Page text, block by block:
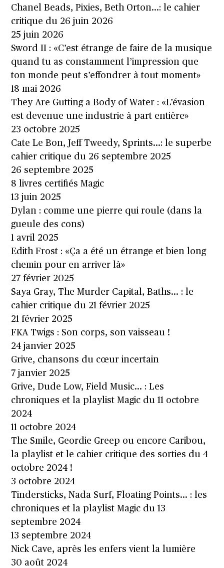
Chanel Beads, Pixies, Beth Orton…: le cahier
critique du 26 juin 2026
25 juin 2026
Sword II : «C’est étrange de faire de la musique
quand tu as constamment l’impression que
ton monde peut s’effondrer à tout moment»
18 mai 2026
They Are Gutting a Body of Water : «L’évasion
est devenue une industrie à part entière»
23 octobre 2025
Cate Le Bon, Jeff Tweedy, Sprints…: le superbe
cahier critique du 26 septembre 2025
26 septembre 2025
8 livres certifiés Magic
13 juin 2025
Dylan : comme une pierre qui roule (dans la
gueule des cons)
1 avril 2025
Edith Frost : «Ça a été un étrange et bien long
chemin pour en arriver là»
27 février 2025
Saya Gray, The Murder Capital, Baths… : le
cahier critique du 21 février 2025
21 février 2025
FKA Twigs : Son corps, son vaisseau !
24 janvier 2025
Grive, chansons du cœur incertain
7 janvier 2025
Grive, Dude Low, Field Music… : Les
chroniques et la playlist Magic du 11 octobre
2024
11 octobre 2024
The Smile, Geordie Greep ou encore Caribou,
la playlist et le cahier critique des sorties du 4
octobre 2024 !
3 octobre 2024
Tindersticks, Nada Surf, Floating Points… : les
chroniques et la playlist Magic du 13
septembre 2024
13 septembre 2024
Nick Cave, après les enfers vient la lumière
30 août 2024